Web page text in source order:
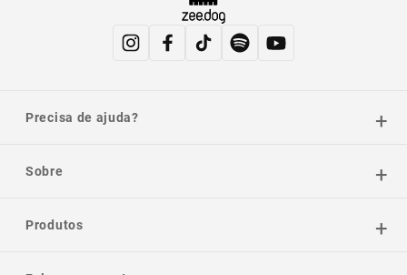
Precisa de ajuda?
Sobre
Produtos